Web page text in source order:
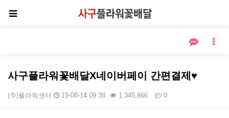
사구플라워꽃배달X네이버페이 간편결제♥
(주)플라워센터 19-08-14 09:38 1,345,866 0